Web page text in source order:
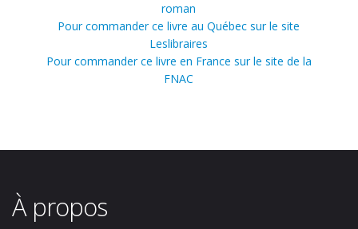
roman
Pour commander ce livre au Québec sur le site
Leslibraires
Pour commander ce livre en France sur le site de la
FNAC
À propos